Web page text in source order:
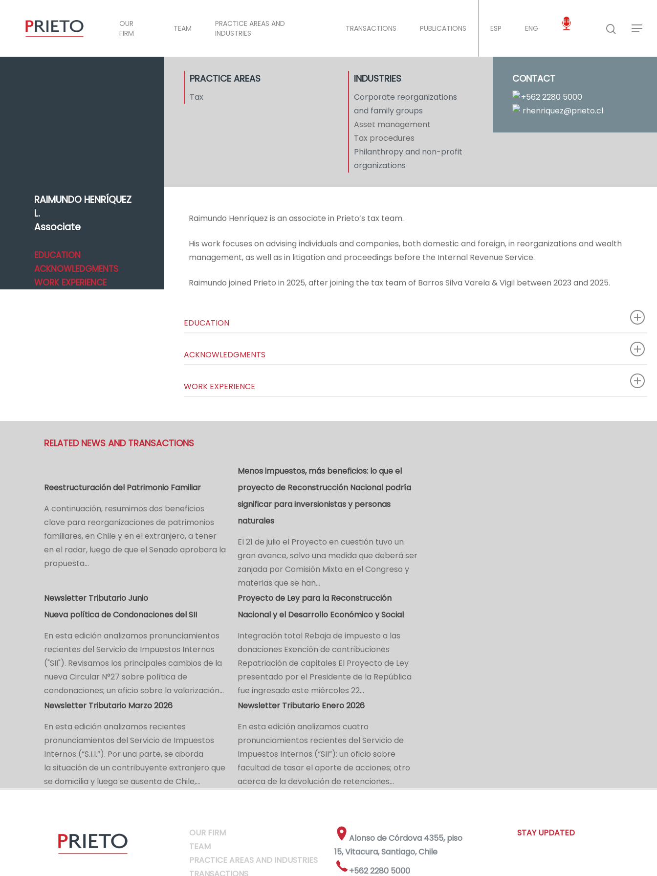
OUR
FIRM
TEAM
PRACTICE AREAS AND
INDUSTRIES
TRANSACTIONS PUBLICATIONS ESP ENG
RAIMUNDO HENRÍQUEZ
L.
Associate
EDUCATION
ACKNOWLEDGMENTS
WORK EXPERIENCE
PRACTICE AREAS
Tax
INDUSTRIES
Corporate reorganizations
and family groups
Asset management
Tax procedures
Philanthropy and non-profit
organizations
CONTACT
+562 2280 5000
rhenriquez@prieto.cl
Raimundo Henríquez is an associate in Prieto’s tax team.
His work focuses on advising individuals and companies, both domestic and foreign, in reorganizations and wealth
management, as well as in litigation and proceedings before the Internal Revenue Service.
Raimundo joined Prieto in 2025, after joining the tax team of Barros Silva Varela & Vigil between 2023 and 2025.
EDUCATION
ACKNOWLEDGMENTS
WORK EXPERIENCE
RELATED NEWS AND TRANSACTIONS
Reestructuración del Patrimonio Familiar
A continuación, resumimos dos beneficios
clave para reorganizaciones de patrimonios
familiares, en Chile y en el extranjero, a tener
en el radar, luego de que el Senado aprobara la
propuesta…
Menos impuestos, más beneficios: lo que el
proyecto de Reconstrucción Nacional podría
significar para inversionistas y personas
naturales
El 21 de julio el Proyecto en cuestión tuvo un
gran avance, salvo una medida que deberá ser
zanjada por Comisión Mixta en el Congreso y
materias que se han…
Newsletter Tributario Junio
Nueva política de Condonaciones del SII
En esta edición analizamos pronunciamientos
recientes del Servicio de Impuestos Internos
("SII"). Revisamos los principales cambios de la
nueva Circular N°27 sobre política de
condonaciones; un oficio sobre la valorización…
Proyecto de Ley para la Reconstrucción
Nacional y el Desarrollo Económico y Social
Integración total Rebaja de impuesto a las
donaciones Exención de contribuciones
Repatriación de capitales El Proyecto de Ley
presentado por el Presidente de la República
fue ingresado este miércoles 22…
Newsletter Tributario Marzo 2026
En esta edición analizamos recientes
pronunciamientos del Servicio de Impuestos
Internos (“S.I.I.”). Por una parte, se aborda
la situación de un contribuyente extranjero que
se domicilia y luego se ausenta de Chile,…
Newsletter Tributario Enero 2026
En esta edición analizamos cuatro
pronunciamientos recientes del Servicio de
Impuestos Internos (“SII”): un oficio sobre
facultad de tasar el aporte de acciones; otro
acerca de la devolución de retenciones…
OUR FIRM
TEAM
PRACTICE AREAS AND INDUSTRIES
Alonso de Córdova 4355, piso
15, Vitacura, Santiago, Chile
+562 2280 5000
STAY UPDATED